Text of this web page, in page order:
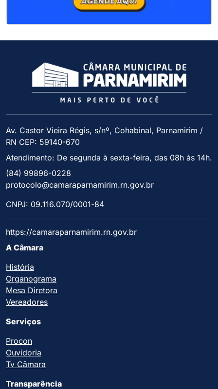
Av. Castor Vieira Régis, s/nº, Cohabinal, Parnamirim /
RN CEP: 59140-670
Atendimento: De segunda à sexta-feira, das 08h às 14h.
(84) 99896-0228
protocolo@camaraparnamirim.rn.gov.br
CNPJ: 09.116.070/0001-84
https://camaraparnamirim.rn.gov.br
A Câmara
História
Organograma
Mesa Diretora
Vereadores
Serviços
Procon
Ouvidoria
Tv Câmara
Transparência